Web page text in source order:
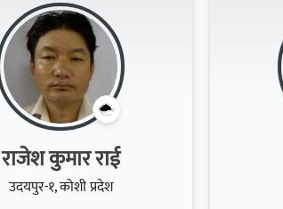
राजेश कुमार राई
उदयपुर-१, कोशी प्रदेश